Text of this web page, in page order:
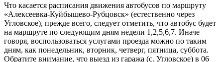
Что касается расписания движения автобусов по маршруту
«Алексеевка-Куйбышево-Рубцовск» (естественно через
Угловское), прежде всего, следует отметить, что автобус будет
на маршруте по следующим дням недели 1,2,5,6,7. Иначе
говоря, воспользоваться услугами проезда можно по таким
дням, как понедельник, вторник, четверг, пятница, суббота.
Обратите внимание, что выезд из гаража (с. Угловское) в 06